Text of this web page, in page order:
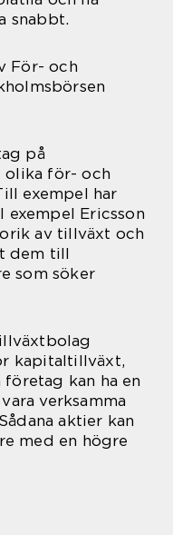
snabbt.
För- och
på
olika för- och
exempel har
Ericsson
av tillväxt och
dem till
som söker
kapitaltillväxt,
företag kan ha en
verksamma
aktier kan
med en högre